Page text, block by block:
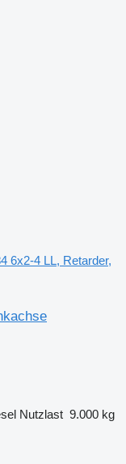
6x2-4 LL, Retarder,
Nutzlast 9.000 kg